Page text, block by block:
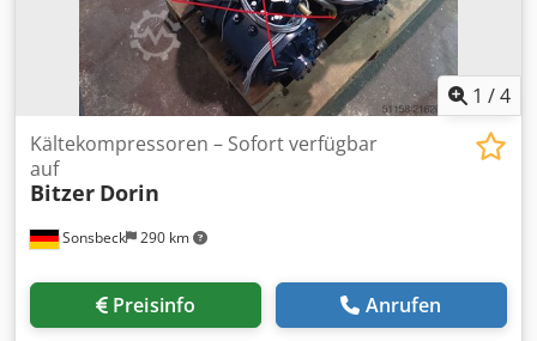
1 /4
Sonsbeck 290 km
Kältekompressoren – Sofort verfügbar
auf
Bitzer Dorin
Preisinfo Anrufen